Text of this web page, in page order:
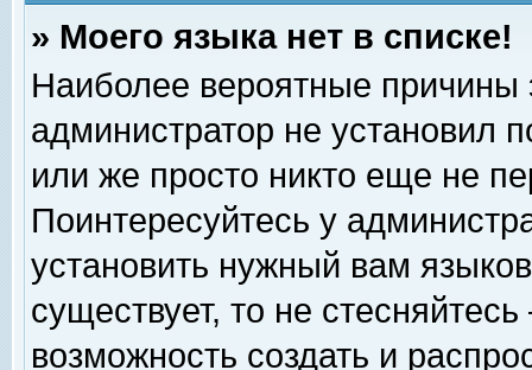
» Моего языка нет в списке!
Наиболее вероятные причины
администратор не установил
или же просто никто еще не
Поинтересуйтесь у
установить нужный вам
существует, то не
возможность создать и